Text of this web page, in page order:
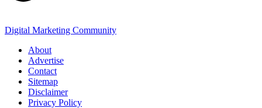
Digital Marketing Community
About
Advertise
Contact
Sitemap
Disclaimer
Privacy Policy